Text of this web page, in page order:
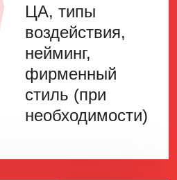
ЦА, типы
воздействия,
нейминг,
фирменный
стиль (при
необходимости)